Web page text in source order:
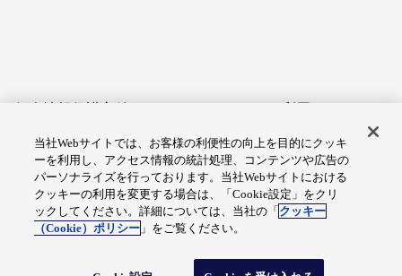
アクセシビリティへの対応
Cookie設定
総合サイトマップ
© Fuji Electric Co., Ltd.
当社Webサイトでは、お客様の利便性の向上を目的にクッキ
ーを利用し、アクセス情報の統計処理、コンテンツや広告の
パーソナライズを行っております。当社Webサイトにおける
クッキーの利用を変更する場合は、「Cookie設定」をクリ
ックしてください。詳細については、当社の「 クッキー
（Cookie）ポリシー 」をご覧ください。